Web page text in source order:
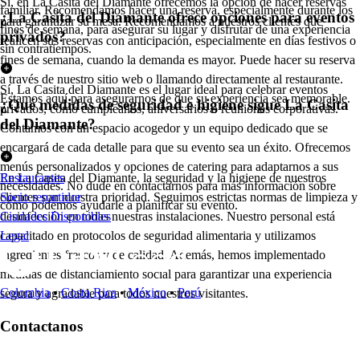
familiar. Recomendamos hacer una reserva, especialmente durante los
fines de semana, para asegurar su lugar y disfrutar de una experiencia
sin contratiempos.
para garantizar su mesa. Recomendamos a nuestros clientes que
realicen sus reservas con anticipación, especialmente en días festivos o
fines de semana, cuando la demanda es mayor. Puede hacer su reserva
a través de nuestro sitio web o llamando directamente al restaurante.
Estamos aquí para asegurarnos de que su experiencia sea memorable.
¿La Casita del Diamante ofrece opciones para eventos
privados?
Sí, La Casita del Diamante es el lugar ideal para celebrar eventos
privados, como cumpleaños, aniversarios o reuniones corporativas.
Contamos con un espacio acogedor y un equipo dedicado que se
encargará de cada detalle para que su evento sea un éxito. Ofrecemos
menús personalizados y opciones de catering para adaptarnos a sus
necesidades. No dude en contactarnos para más información sobre
cómo podemos ayudarle a planificar su evento.
¿Qué medidas de seguridad e higiene sigue La Casita
del Diamante?
En La Casita del Diamante, la seguridad y la higiene de nuestros
clientes son nuestra prioridad. Seguimos estrictas normas de limpieza y
desinfección en todas nuestras instalaciones. Nuestro personal está
capacitado en protocolos de seguridad alimentaria y utilizamos
ingredientes frescos y de calidad. Además, hemos implementado
medidas de distanciamiento social para garantizar una experiencia
segura y agradable para todos nuestros visitantes.
Restaurantes
Socio repartidor
Ciudades Disponibles
Legal
Colombia•Costa Rica•México•Perú
Contactanos